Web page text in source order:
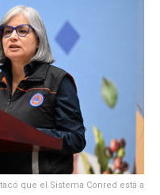
que el Sistema Conred está a